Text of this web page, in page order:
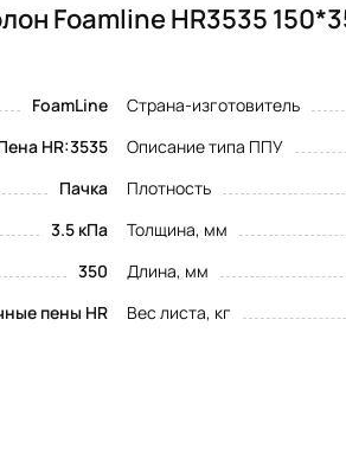
Foamline HR3535
FoamLine Страна-изготовитель
HR:3535 Описание типа ППУ
Пачка Плотность
3.5 кПа Толщина, мм
350 Длина, мм
пены HR Вес листа, кг